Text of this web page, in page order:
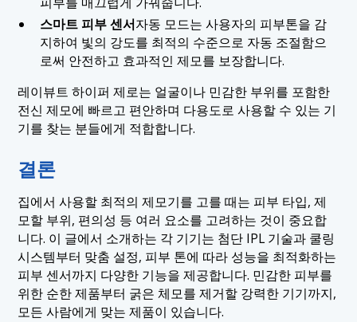
스마트 피부 센서자동 모드는 사용자의 피부톤을 감
지하여 빛의 강도를 최적의 수준으로 자동 조절함으
로써 안전하고 효과적인 제모를 보장합니다.
레이뷰트 하이퍼 제로는 얼굴이나 민감한 부위를 포함한
전신 제모에 빠르고 편안하며 다용도로 사용할 수 있는 기
기를 찾는 분들에게 적합합니다.
결론
집에서 사용할 최적의 제모기를 고를 때는 피부 타입, 제
모할 부위, 편의성 등 여러 요소를 고려하는 것이 중요합
니다. 이 글에서 소개하는 각 기기는 첨단 IPL 기술과 쿨링
시스템부터 맞춤 설정, 피부 톤에 따라 성능을 최적화하는
피부 센서까지 다양한 기능을 제공합니다. 민감한 피부를
위한 순한 제품부터 굵은 체모를 제거할 강력한 기기까지,
모든 사람에게 맞는 제품이 있습니다.